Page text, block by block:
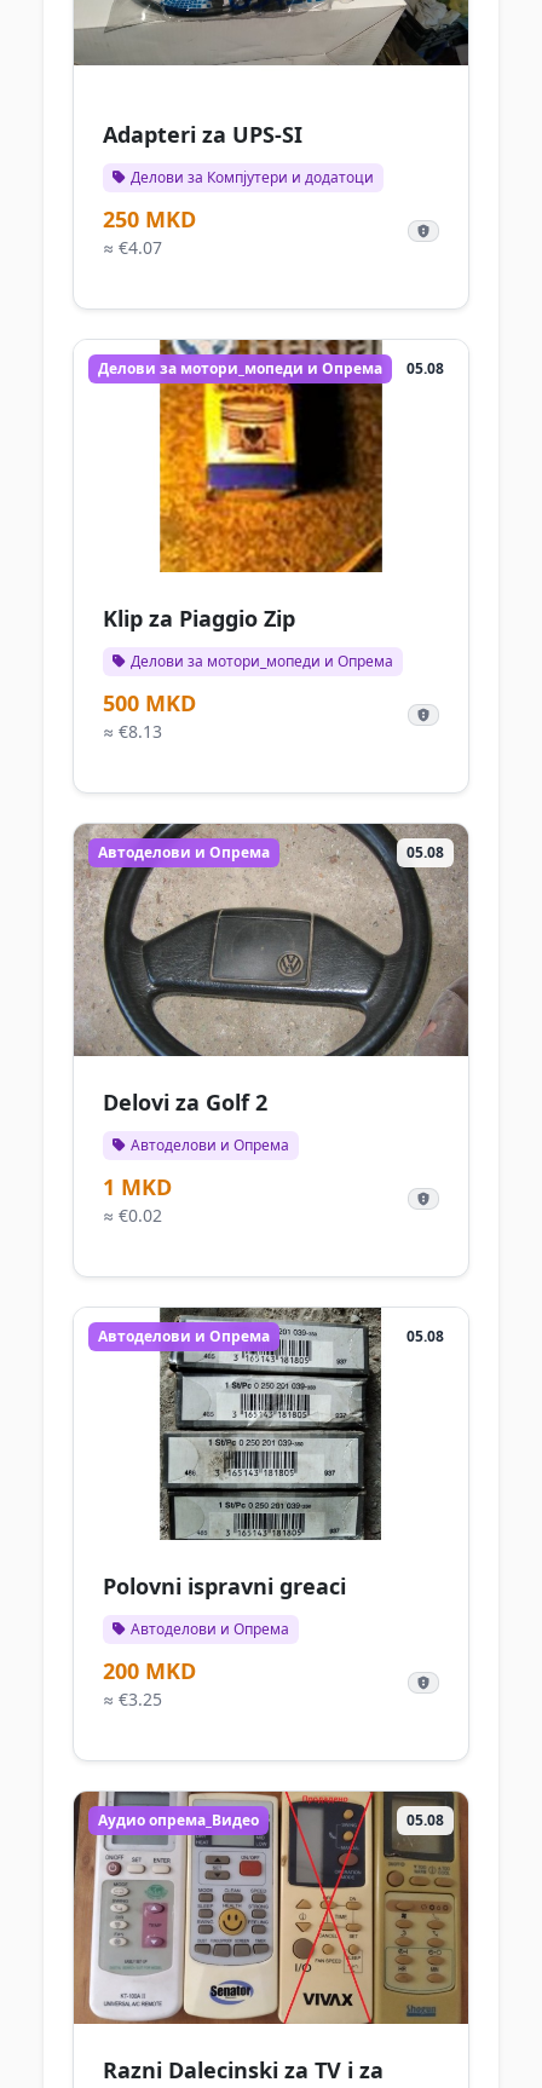
Adapteri za UPS-SI
Делови за Компјутери и додатоци
250 MKD
≈ €4.07
05.08
Делови за мотори_мопеди и Опрема
Klip za Piaggio Zip
Делови за мотори_мопеди и Опрема
500 MKD
≈ €8.13
05.08
Автоделови и Опрема
Delovi za Golf 2
Автоделови и Опрема
1 MKD
≈ €0.02
05.08
Автоделови и Опрема
Polovni ispravni greaci
Автоделови и Опрема
200 MKD
≈ €3.25
05.08
Аудио опрема_Видео
Razni Dalecinski za TV i za